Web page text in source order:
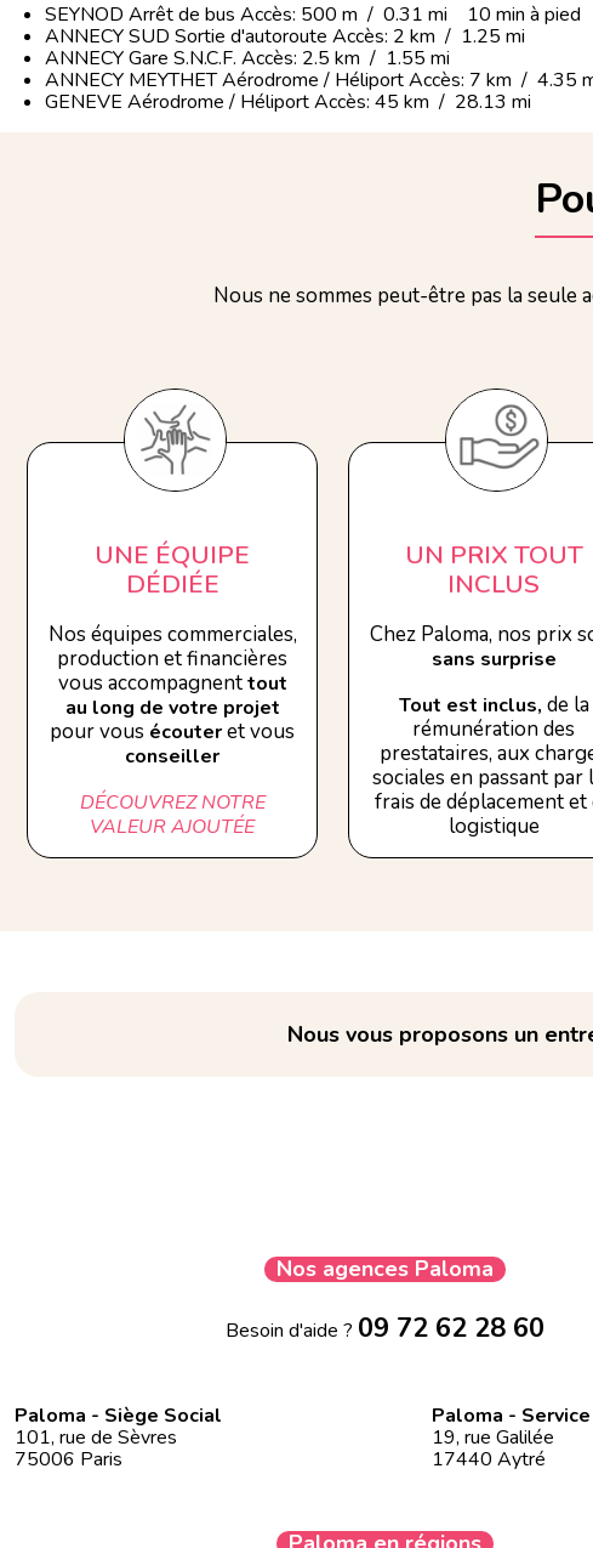
SEYNOD Arrêt de bus Accès: 500 m / 0.31 mi 10 min à pied
ANNECY SUD Sortie d'autoroute Accès: 2 km / 1.25 mi
ANNECY Gare S.N.C.F. Accès: 2.5 km / 1.55 mi
ANNECY MEYTHET Aérodrome / Héliport Accès: 7 km / 4.35
GENEVE Aérodrome / Héliport Accès: 45 km / 28.13 mi
Nous ne sommes peut-être pas la seule
UNE ÉQUIPE
DÉDIÉE
Nos équipes commerciales,
production et financières
vous accompagnenttout
au long de votre projet
pour vous écouteret vous
conseiller
DÉCOUVREZ NOTRE
VALEUR AJOUTÉE
UN PRIX TOUT
INCLUS
Chez Paloma, nos prix
sans surprise
Tout est inclus, de la
rémunération des
prestataires, aux
sociales en passant par
frais de déplacement et
logistique
Nous vous proposons un
Nos agences Paloma
Besoin d'aide ? 09 72 62 28 60
Paloma - Siège Social
101, rue de Sèvres
75006 Paris
Paloma -
19, rue Galilée
17440 Aytré